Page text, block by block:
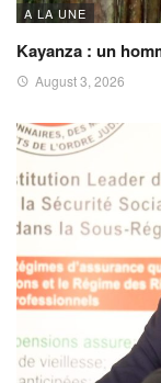
A LA UNE
Kayanza : un
August 3, 2026